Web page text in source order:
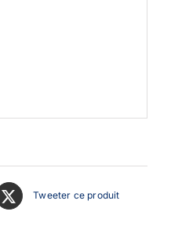
Tweeter ce produit